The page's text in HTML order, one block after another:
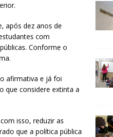
após dez anos de
com
Conforme o
afirmativa e já foi
que considere extinta a
isso, reduzir as
que a política pública